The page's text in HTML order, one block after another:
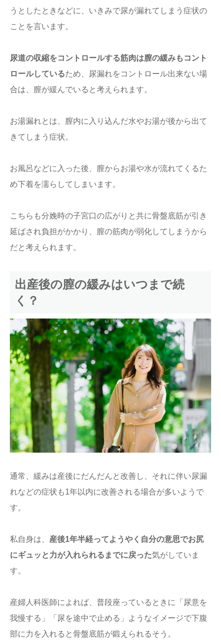
うとしたときなどに、いきみで尿が漏れてしまう症状の
ことを言います。
尿道の収縮をコントロールする筋肉は膣の緩みもコント
ロールしているため、尿漏れをコントロール出来ない場
合は、膣が緩んでいると考えられます。
お湯漏れとは、膣内に入り込んだ水やお湯が後から出て
きてしまう症状。
お風呂などに入った後、膣からお湯や水が流れてくるた
め下着を濡らしてしまいます。
こちらも分娩時の子宮口の広がりと共に骨盤底筋が引き
延ばされ負担がかかり、膣の筋肉が弱化してしまうから
だと考えられます。
出産後の膣の緩みはいつまで続
く？
通常、緩みは産後にだんだんと改善し、それに伴い尿漏
れなどの症状も1年以内に改善される場合が多いようで
す。
私自身は、 産後1年半経ってようやく自分の意思でお尻
にギュッと力が入れられるまでに戻った気がしていま
す。
産婦人科医師によれば、普段座っているときに「尿意を
我慢する」「尿を途中で止める」ようなイメージで下腹
部に力を入れると骨盤底筋が鍛えられるそう。